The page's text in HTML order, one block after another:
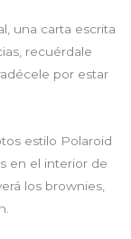
una carta escrita
recuérdale
por estar
estilo Polaroid
en el interior de
los brownies,